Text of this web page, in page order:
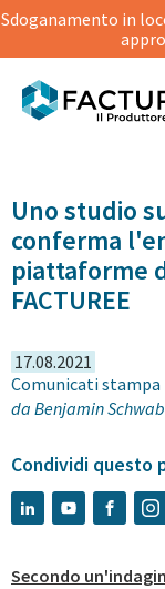
Sdoganamento in
© Gorodenkoff |
Uno studio
conferma
piattaforme
FACTUREE
17.08.2021
Comunicati stampa
da Benjamin Schwab
Condividi questo
Secondo